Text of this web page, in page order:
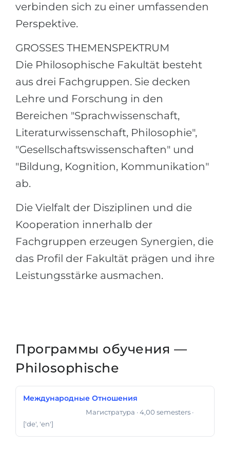
verbinden sich zu einer umfassenden
Perspektive.
GROSSES THEMENSPEKTRUM
Die Philosophische Fakultät besteht
aus drei Fachgruppen. Sie decken
Lehre und Forschung in den
Bereichen "Sprachwissenschaft,
Literaturwissenschaft, Philosophie",
"Gesellschaftswissenschaften" und
"Bildung, Kognition, Kommunikation"
ab.
Die Vielfalt der Disziplinen und die
Kooperation innerhalb der
Fachgruppen erzeugen Synergien, die
das Profil der Fakultät prägen und ihre
Leistungsstärke ausmachen.
Программы обучения —
Philosophische
Международные Отношения
Магистратура · 4,00 semesters ·
['de', 'en']